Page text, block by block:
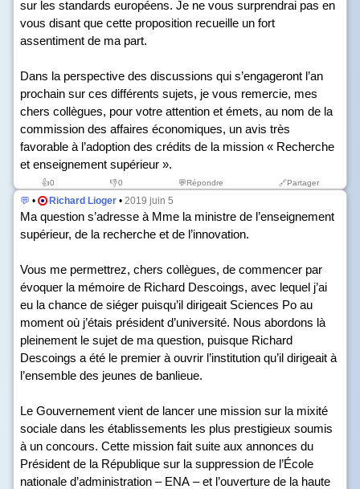
sur les standards européens. Je ne vous surprendrai pas en
vous disant que cette proposition recueille un fort
assentiment de ma part.
Dans la perspective des discussions qui s’engageront l’an
prochain sur ces différents sujets, je vous remercie, mes
chers collègues, pour votre attention et émets, au nom de la
commission des affaires économiques, un avis très
favorable à l’adoption des crédits de la mission « Recherche
et enseignement supérieur ».
👍0 👎0 💬Répondre 🔗Partager
💬 • Richard Lioger • 2019 juin 5
Ma question s’adresse à Mme la ministre de l’enseignement
supérieur, de la recherche et de l’innovation.
Vous me permettrez, chers collègues, de commencer par
évoquer la mémoire de Richard Descoings, avec lequel j’ai
eu la chance de siéger puisqu’il dirigeait Sciences Po au
moment où j’étais président d’université. Nous abordons là
pleinement le sujet de ma question, puisque Richard
Descoings a été le premier à ouvrir l’institution qu’il dirigeait à
l’ensemble des jeunes de banlieue.
Le Gouvernement vient de lancer une mission sur la mixité
sociale dans les établissements les plus prestigieux soumis
à un concours. Cette mission fait suite aux annonces du
Président de la République sur la suppression de l’École
nationale d’administration – ENA – et l’ouverture de la haute